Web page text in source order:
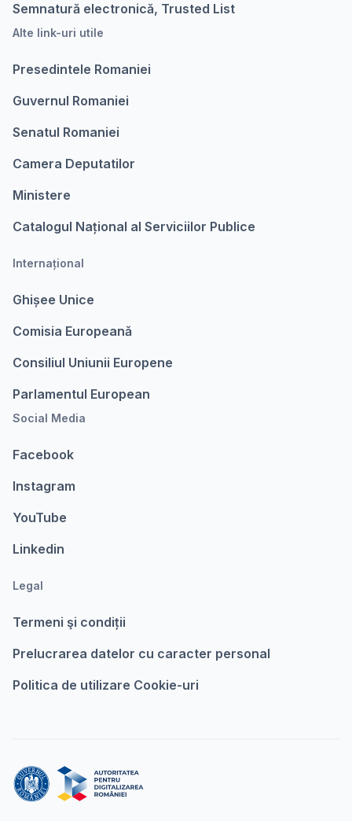
Semnatură electronică, Trusted List
Alte link-uri utile
Presedintele Romaniei
Guvernul Romaniei
Senatul Romaniei
Camera Deputatilor
Ministere
Catalogul Național al Serviciilor Publice
Internațional
Ghișee Unice
Comisia Europeanǎ
Consiliul Uniunii Europene
Parlamentul European
Social Media
Facebook
Instagram
YouTube
Linkedin
Legal
Termeni şi condiții
Prelucrarea datelor cu caracter personal
Politica de utilizare Cookie-uri